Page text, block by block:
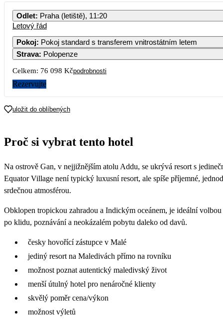
PO ÚT ST ČT PÁ
58 229 38 049 39 119
41 059 50 649
Odlet: Praha (letiště), 11:20
Letový řád
Pokoj:
Pokoj standard s transferem vnitrostátním letem
Strava: Polopenze
Celkem: 76 098 Kčpodrobnosti
Rezervujte
uložit do oblíbených
Proč si vybrat tento hotel
Na ostrově Gan, v nejjižnějším atolu Addu, se ukrývá resort s
Equator Village není typický luxusní resort, ale spíše příjemné,
srdečnou atmosférou.
Obklopen tropickou zahradou a Indickým oceánem, je ideální
po klidu, poznávání a neokázalém pobytu daleko od davů.
česky hovořící zástupce v Malé
jediný resort na Maledivách přímo na rovníku
možnost poznat autentický maledivský život
menší útulný hotel pro nenáročné klienty
skvělý poměr cena/výkon
možnost výletů